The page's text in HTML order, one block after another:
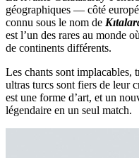
géographiques — côté
connu sous le nom de
est l’un des rares au monde
de continents différents.
Les chants sont implacables,
ultras turcs sont fiers de leur
est une forme d’art, et un
légendaire en un seul match.